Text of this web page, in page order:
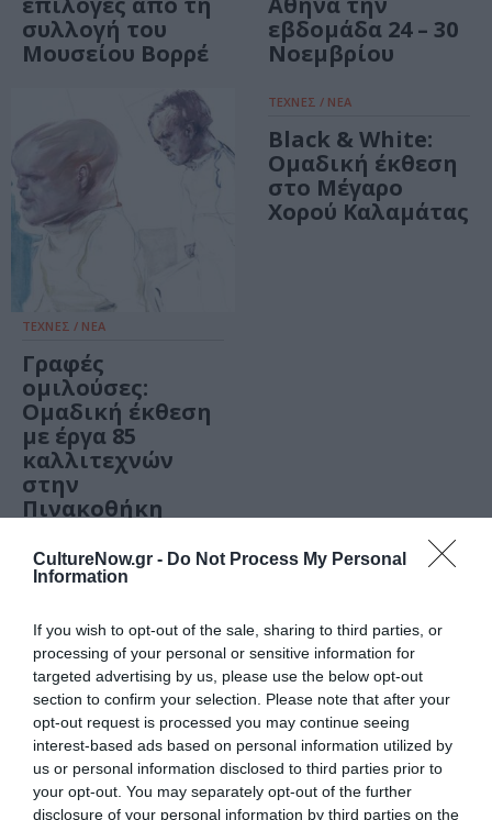
CultureNow.gr - Do Not Process My Personal
Information
If you wish to opt-out of the sale, sharing to third parties, or
processing of your personal or sensitive information for
targeted advertising by us, please use the below opt-out
section to confirm your selection. Please note that after your
opt-out request is processed you may continue seeing
interest-based ads based on personal information utilized by
us or personal information disclosed to third parties prior to
your opt-out. You may separately opt-out of the further
disclosure of your personal information by third parties on the
συλλογή του
Μουσείου Βορρέ
εβδομάδα 24 – 30
Νοεμβρίου
ΤΕΧΝΕΣ / ΝΕΑ
Γραφές
ομιλούσες:
Ομαδική έκθεση
με έργα 85
καλλιτεχνών
στην
Πινακοθήκη
ΤΕΧΝΕΣ / ΝΕΑ
Black & White:
Ομαδική έκθεση
στο Μέγαρο
Χορού Καλαμάτας
ΘΕΜΑΤΑ / ΝΕΑ ΤΕΧΝΕΣ / ΝΕΑ